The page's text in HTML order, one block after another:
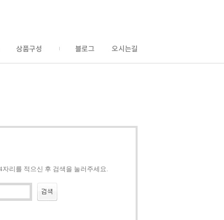
리를 적으신 후 검색을 눌러주세요.